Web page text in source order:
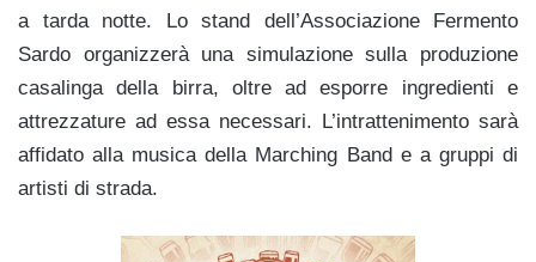
a tarda notte. Lo stand dell’Associazione Fermento
Sardo organizzerà una simulazione sulla produzione
casalinga della birra, oltre ad esporre ingredienti e
attrezzature ad essa necessari. L’intrattenimento sarà
affidato alla musica della Marching Band e a gruppi di
artisti di strada.